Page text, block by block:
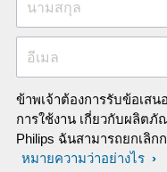
นามสกุล
อีเมล
ข้าพเจ้าต้องการรับข้อเส
การใช้งาน เกี่ยวกับผลิต
Philips ฉันสามารถยกเลิก
หมายความว่าอย่างไร